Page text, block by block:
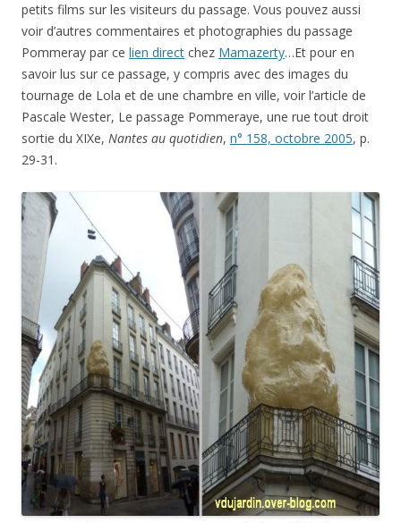
petits films sur les visiteurs du passage. Vous pouvez aussi
voir d’autres commentaires et photographies du passage
Pommeray par ce lien direct chez Mamazerty…Et pour en
savoir lus sur ce passage, y compris avec des images du
tournage de Lola et de une chambre en ville, voir l’article de
Pascale Wester, Le passage Pommeraye, une rue tout droit
sortie du XIXe, Nantes au quotidien, n° 158, octobre 2005, p.
29-31.